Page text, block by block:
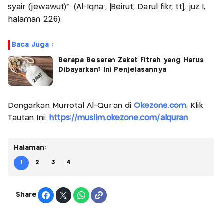
syair (jewawut)”. (Al-Iqna', [Beirut, Darul fikr, tt], juz I,
halaman 226).
Baca Juga :
Berapa Besaran Zakat Fitrah yang Harus
Dibayarkan? Ini Penjelasannya
Dengarkan Murrotal Al-Qur'an diOkezone.com, Klik
Tautan Ini: https://muslim.okezone.com/alquran
Halaman:
1 2 3 4
Share